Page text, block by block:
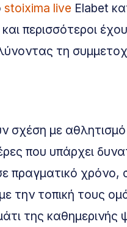
stoixima live Elabet
περισσότεροι
τη
σχέση με
που υπάρχει
πραγματικό
την τοπική τους
της